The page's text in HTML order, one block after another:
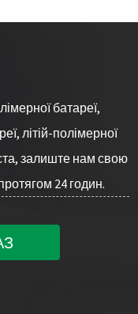
батареї,
літій-полімерної
залиште нам свою
24 годин.